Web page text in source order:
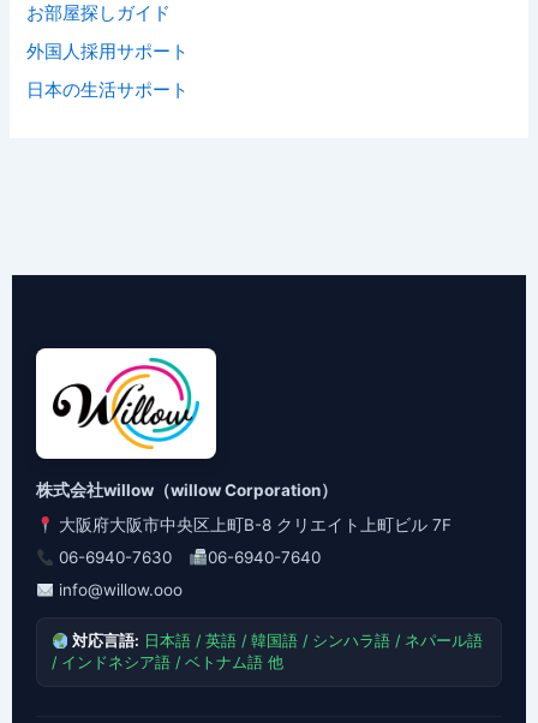
お部屋探しガイド
外国人採用サポート
日本の生活サポート
株式会社willow（willow Corporation）
大阪府大阪市中央区上町B-8 クリエイト上町ビル 7F
06-6940-7630
06-6940-7640
info@willow.ooo
対応言語: 日本語 / 英語 / 韓国語 / シンハラ語 / ネパール語
/ インドネシア語 / ベトナム語 他